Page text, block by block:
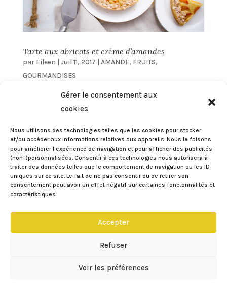
Gérer le consentement aux
cookies
Nous utilisons des technologies telles que les cookies pour stocker
et/ou accéder aux informations relatives aux appareils. Nous le faisons
pour améliorer l’expérience de navigation et pour afficher des publicités
(non-)personnalisées. Consentir à ces technologies nous autorisera à
traiter des données telles que le comportement de navigation ou les ID
uniques sur ce site. Le fait de ne pas consentir ou de retirer son
consentement peut avoir un effet négatif sur certaines fonctonnalités et
caractéristiques.
Accepter
Refuser
Voir les préférences
Tarte aux abricots et crème d’amandes
par Eileen | Juil 11, 2017 | AMANDE, FRUITS,
GOURMANDISES
Je vous présente ici une tarte dont vous me
donnerez des nouvelles ! J’ai fait un mix de
différentes recettes et le résultat est juste
délicieux ! C’est la première fois que je réalise
une tarte aux abricots avec crème d’amandes,
la crème de base un...